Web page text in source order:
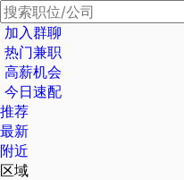
加入群聊
热门兼职
高薪机会
今日速配
推荐
最新
附近
区域